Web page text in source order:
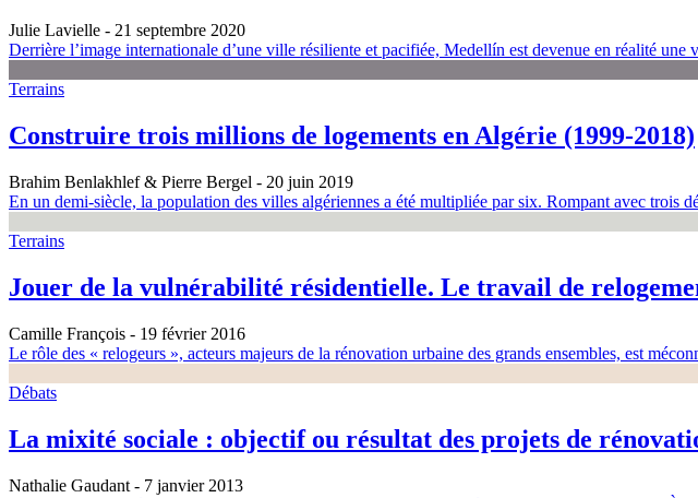
Julie Lavielle - 21 septembre 2020
Derrière l’image internationale d’une ville résiliente et pacifiée, Medellín est devenue en réalité une
Terrains
Construire trois millions de logements en Algérie (1999-2018)
Brahim Benlakhlef & Pierre Bergel - 20 juin 2019
En un demi-siècle, la population des villes algériennes a été multipliée par six. Rompant avec trois
Terrains
Jouer de la vulnérabilité résidentielle. Le travail de
Camille François - 19 février 2016
Le rôle des « relogeurs », acteurs majeurs de la rénovation urbaine des grands ensembles, est
Débats
La mixité sociale : objectif ou résultat des projets de
Nathalie Gaudant - 7 janvier 2013